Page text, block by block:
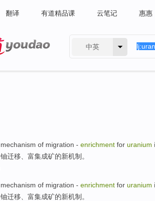
翻译 有道精品课 云笔记 惠惠
中英
mechanism of migration - enrichment for uranium
铀迁移 富集成矿的新机制 。
mechanism of migration - enrichment for uranium
铀迁移 富集成矿的新机制 。